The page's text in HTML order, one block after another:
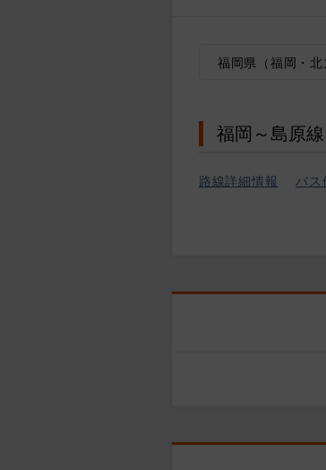
福岡県（福岡・北
福岡～島原線
路線詳細情報 バス